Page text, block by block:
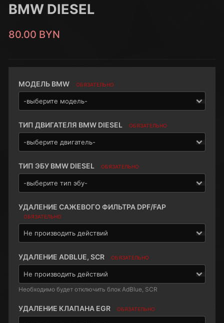
BMW DIESEL
80.00 BYN
МОДЕЛЬ BMW ОБЯЗАТЕЛЬНО
ТИП ДВИГАТЕЛЯ BMW DIESEL ОБЯЗАТЕЛЬНО
ТИП ЭБУ BMW DIESEL ОБЯЗАТЕЛЬНО
УДАЛЕНИЕ САЖЕВОГО ФИЛЬТРА DPF/FAP
ОБЯЗАТЕЛЬНО
УДАЛЕНИЕ ADBLUE, SCR ОБЯЗАТЕЛЬНО
Необходимо будет отключить блок AdBlue, SCR
УДАЛЕНИЕ КЛАПАНА EGR ОБЯЗАТЕЛЬНО